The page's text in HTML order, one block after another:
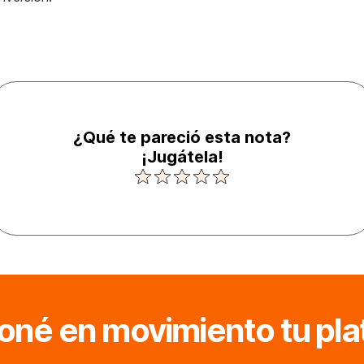
¿Qué te pareció esta nota?
¡Jugátela!
en movimiento tu